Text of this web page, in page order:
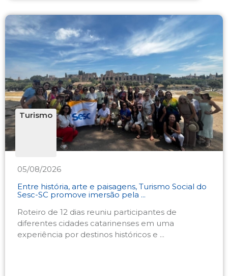
Turismo
05/08/2026
Entre história, arte e paisagens, Turismo Social do
Sesc-SC promove imersão pela ...
Roteiro de 12 dias reuniu participantes de
diferentes cidades catarinenses em uma
experiência por destinos históricos e ...